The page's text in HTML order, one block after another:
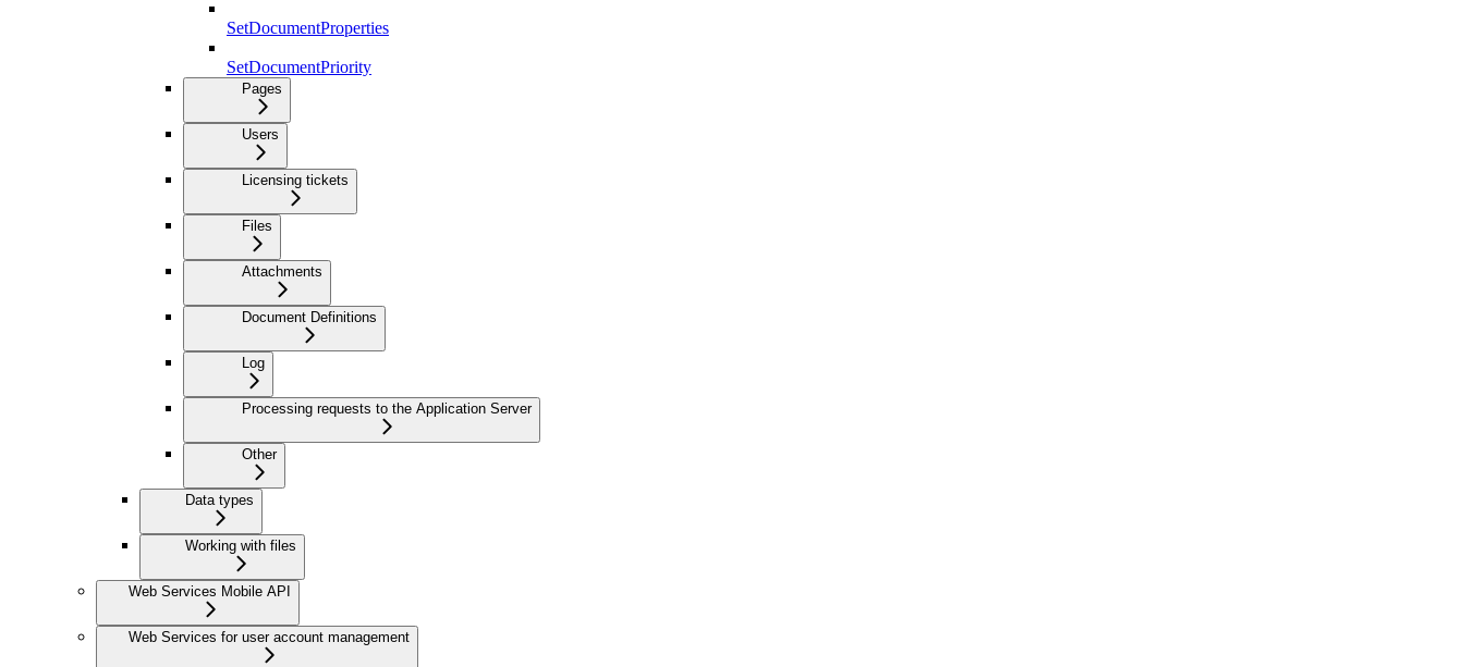
SetDocumentProperties
SetDocumentPriority
Pages
Users
Licensing tickets
Files
Attachments
Document Definitions
Log
Processing requests to the Application Server
Other
Data types
Working with files
Web Services Mobile API
Web Services for user account management